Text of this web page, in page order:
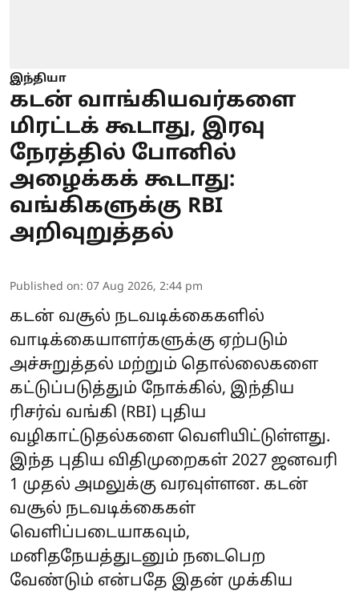
இந்தியா
கடன் வாங்கியவர்களை
மிரட்டக் கூடாது, இரவு
நேரத்தில் போனில்
அழைக்கக் கூடாது:
வங்கிகளுக்கு RBI
அறிவுறுத்தல்
Published on: 07 Aug 2026, 2:44 pm
கடன் வசூல் நடவடிக்கைகளில்
வாடிக்கையாளர்களுக்கு ஏற்படும்
அச்சுறுத்தல் மற்றும் தொல்லைகளை
கட்டுப்படுத்தும் நோக்கில், இந்திய
ரிசர்வ் வங்கி (RBI) புதிய
வழிகாட்டுதல்களை வெளியிட்டுள்ளது.
இந்த புதிய விதிமுறைகள் 2027 ஜனவரி
1 முதல் அமலுக்கு வரவுள்ளன. கடன்
வசூல் நடவடிக்கைகள்
வெளிப்படையாகவும்,
மனிதநேயத்துடனும் நடைபெற
வேண்டும் என்பதே இதன் முக்கிய